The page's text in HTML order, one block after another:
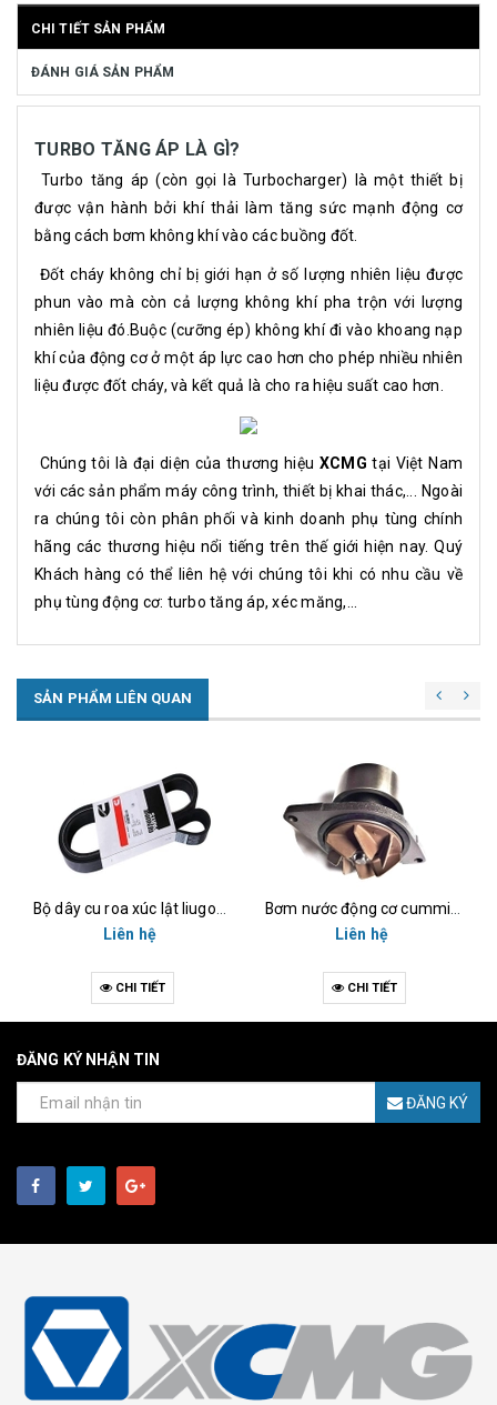
CHI TIẾT SẢN PHẨM
ĐÁNH GIÁ SẢN PHẨM
TURBO TĂNG ÁP LÀ GÌ?
Turbo tăng áp (còn gọi là Turbocharger) là một thiết bị
được vận hành bởi khí thải làm tăng sức mạnh động cơ
bằng cách bơm không khí vào các buồng đốt.
Đốt cháy không chỉ bị giới hạn ở số lượng nhiên liệu được
phun vào mà còn cả lượng không khí pha trộn với lượng
nhiên liệu đó.Buộc (cưỡng ép) không khí đi vào khoang nạp
khí của động cơ ở một áp lực cao hơn cho phép nhiều nhiên
liệu được đốt cháy, và kết quả là cho ra hiệu suất cao hơn.
Chúng tôi là đại diện của thương hiệu XCMG tại Việt Nam
với các sản phẩm máy công trình, thiết bị khai thác,... Ngoài
ra chúng tôi còn phân phối và kinh doanh phụ tùng chính
hãng các thương hiệu nổi tiếng trên thế giới hiện nay. Quý
Khách hàng có thể liên hệ với chúng tôi khi có nhu cầu về
phụ tùng động cơ: turbo tăng áp, xéc măng,...
SẢN PHẨM LIÊN QUAN
Liên hệ
CHI TIẾT
Liên hệ
CHI TIẾT
ĐĂNG KÝ NHẬN TIN
ĐĂNG KÝ